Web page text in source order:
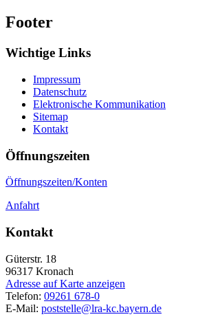
Footer
Wichtige Links
Impressum
Datenschutz
Elektronische Kommunikation
Sitemap
Kontakt
Öffnungszeiten
Öffnungszeiten/Konten
Anfahrt
Kontakt
Güterstr. 18
96317 Kronach
Adresse auf Karte anzeigen
Telefon: 09261 678-0
E-Mail: poststelle@lra-kc.bayern.de